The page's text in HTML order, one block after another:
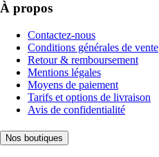
À propos
Contactez-nous
Conditions générales de vente
Retour & remboursement
Mentions légales
Moyens de paiement
Tarifs et options de livraison
Avis de confidentialité
Nos boutiques